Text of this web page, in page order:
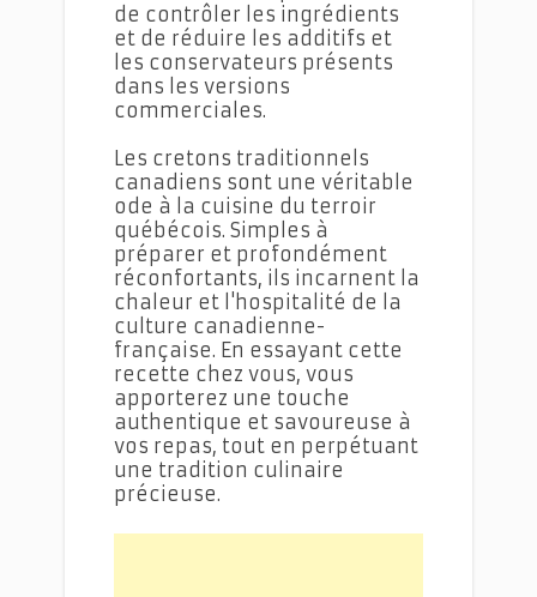
de contrôler les ingrédients
et de réduire les additifs et
les conservateurs présents
dans les versions
commerciales.
Les cretons traditionnels
canadiens sont une véritable
ode à la cuisine du terroir
québécois. Simples à
préparer et profondément
réconfortants, ils incarnent la
chaleur et l'hospitalité de la
culture canadienne-
française. En essayant cette
recette chez vous, vous
apporterez une touche
authentique et savoureuse à
vos repas, tout en perpétuant
une tradition culinaire
précieuse.